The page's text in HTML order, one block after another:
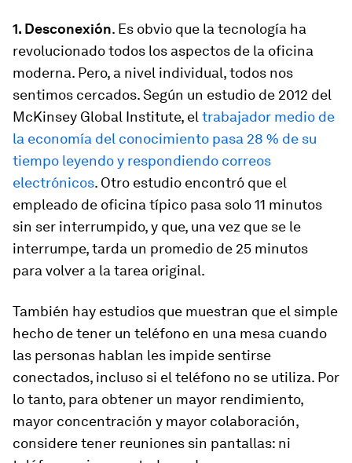
1. Desconexión. Es obvio que la tecnología ha
revolucionado todos los aspectos de la oficina
moderna. Pero, a nivel individual, todos nos
sentimos cercados. Según un estudio de 2012 del
McKinsey Global Institute, eltrabajador medio de
la economía del conocimiento pasa 28 % de su
tiempo leyendo y respondiendo correos
electrónicos. Otro estudio encontró que el
empleado de oficina típico pasa solo 11 minutos
sin ser interrumpido, y que, una vez que se le
interrumpe, tarda un promedio de 25 minutos
para volver a la tarea original.
También hay estudios que muestran que el simple
hecho de tener un teléfono en una mesa cuando
las personas hablan les impide sentirse
conectados, incluso si el teléfono no se utiliza. Por
lo tanto, para obtener un mayor rendimiento,
mayor concentración y mayor colaboración,
considere tener reuniones sin pantallas: ni